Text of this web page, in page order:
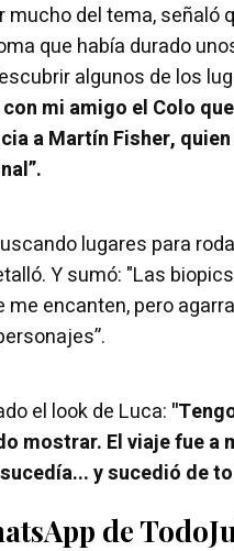
del tema, señaló
que había durado
algunos de los
mi amigo el Colo
a Martín Fisher,
lugares para
Y sumó: "Las
encanten, pero
el look de Luca:
mostrar. El viaje fue a
y sucedió de
de